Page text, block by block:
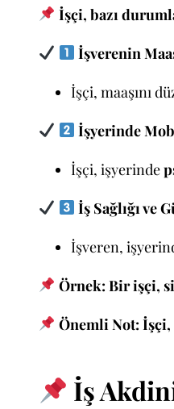
İşçi, bazı
İşverenin
İşçi, maaşını
İşyerinde
İşçi, işyerinde
İş Sağlığı ve
İşveren,
Örnek: Bir işçi,
Önemli Not: İşçi,
İş